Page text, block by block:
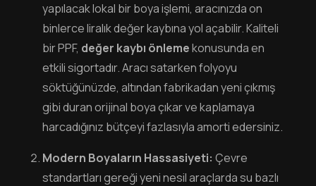
yapılacak lokal bir boya işlemi, aracınızda on
binlerce liralık değer kaybına yol açabilir. Kaliteli
bir PPF, değer kaybı önlemekonusunda en
etkili sigortadır. Aracı satarken folyoyu
söktüğünüzde, altından fabrikadan yeni çıkmış
gibi duran orijinal boya çıkar ve kaplamaya
harcadığınız bütçeyi fazlasıyla amorti edersiniz.
Modern Boyaların Hassasiyeti: Çevre
standartları gereği yeni nesil araçlarda su bazlı